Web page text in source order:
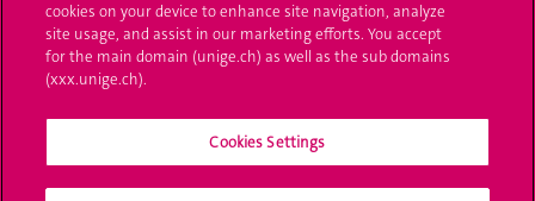
UNIGE Mobile
Médias
Offres d'emploi
Bibliothèque
cookies on your device to enhance site navigation, analyze
site usage, and assist in our marketing efforts. You accept
for the main domain (unige.ch) as well as the sub domains
(xxx.unige.ch).
Cookies Settings